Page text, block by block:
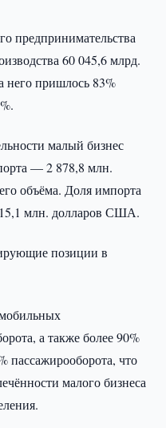
предпринимательства
60 045,6 млрд.
него пришлось 83%
малый бизнес
— 2 878,8 млн.
объёма. Доля импорта
млн. долларов США.
позиции в
а также более 90%
пассажирооборота, что
малого бизнеса